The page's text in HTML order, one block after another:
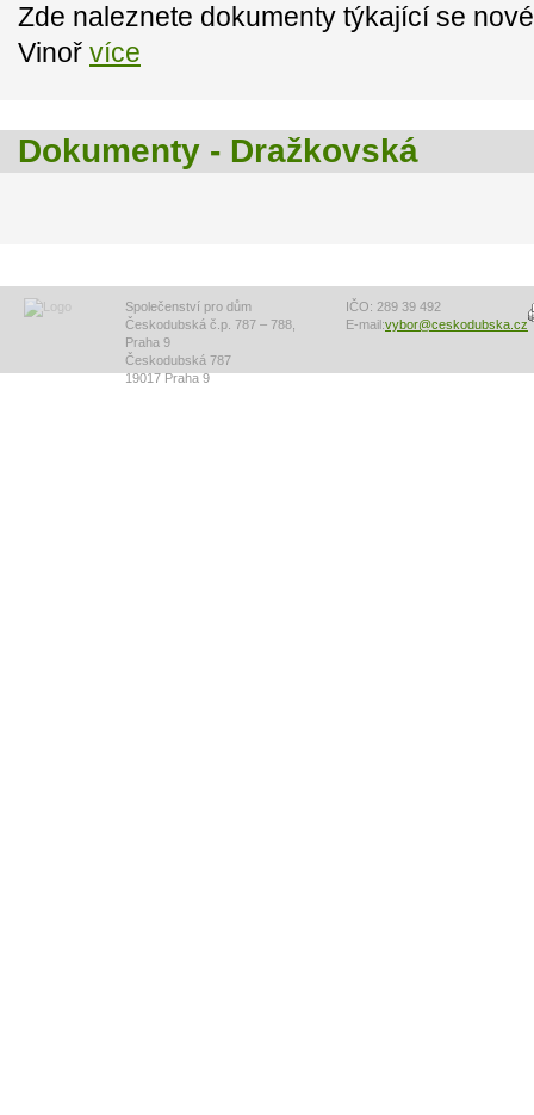
Zde naleznete dokumenty týkající se
Vinoř více
Dokumenty - Dražkovská
Společenství pro dům
Českodubská č.p. 787 – 788,
Praha 9
Českodubská 787
19017 Praha 9
IČO: 289 39 492
E-mail:vybor@ceskodubska.cz